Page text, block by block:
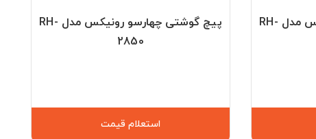
پیچ گوشتی چهارسو رونیکس مدل RH-
پیچ گوشتی چهارسو رونیکس مدل RH-
2850
استعلام قیمت